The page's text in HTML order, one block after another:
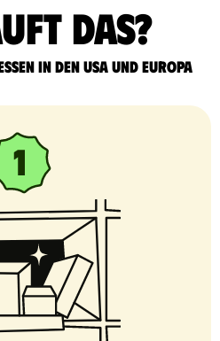
das?
in den USA und Europa